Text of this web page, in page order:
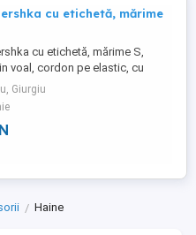
cu etichetă, mărime
cu etichetă, mărime S,
voal, cordon pe elastic, cu
Modelul are niste forme
cărămizii si cu alb pe fondul
fusta are volane în partea de jos.
si cu poala fustei, să vedeti
Giurgiu
Haine